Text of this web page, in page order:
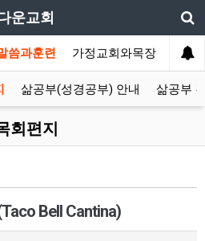
운교회
씀과훈련 가정교회와목장 선교
삶공부(성경공부) 안내 삶공부
회편지
Bell Cantina)